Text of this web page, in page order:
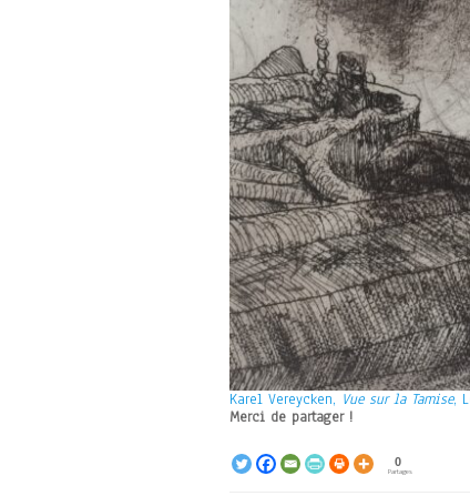
Karel Vereycken, Vue sur la Tamise,
Merci de partager !
0
Partages